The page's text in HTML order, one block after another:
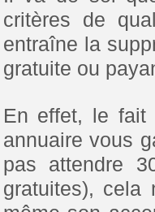
critères de
entraîne la
gratuite ou
En effet, le fait
annuaire vous
pas attendre
gratuites), cela